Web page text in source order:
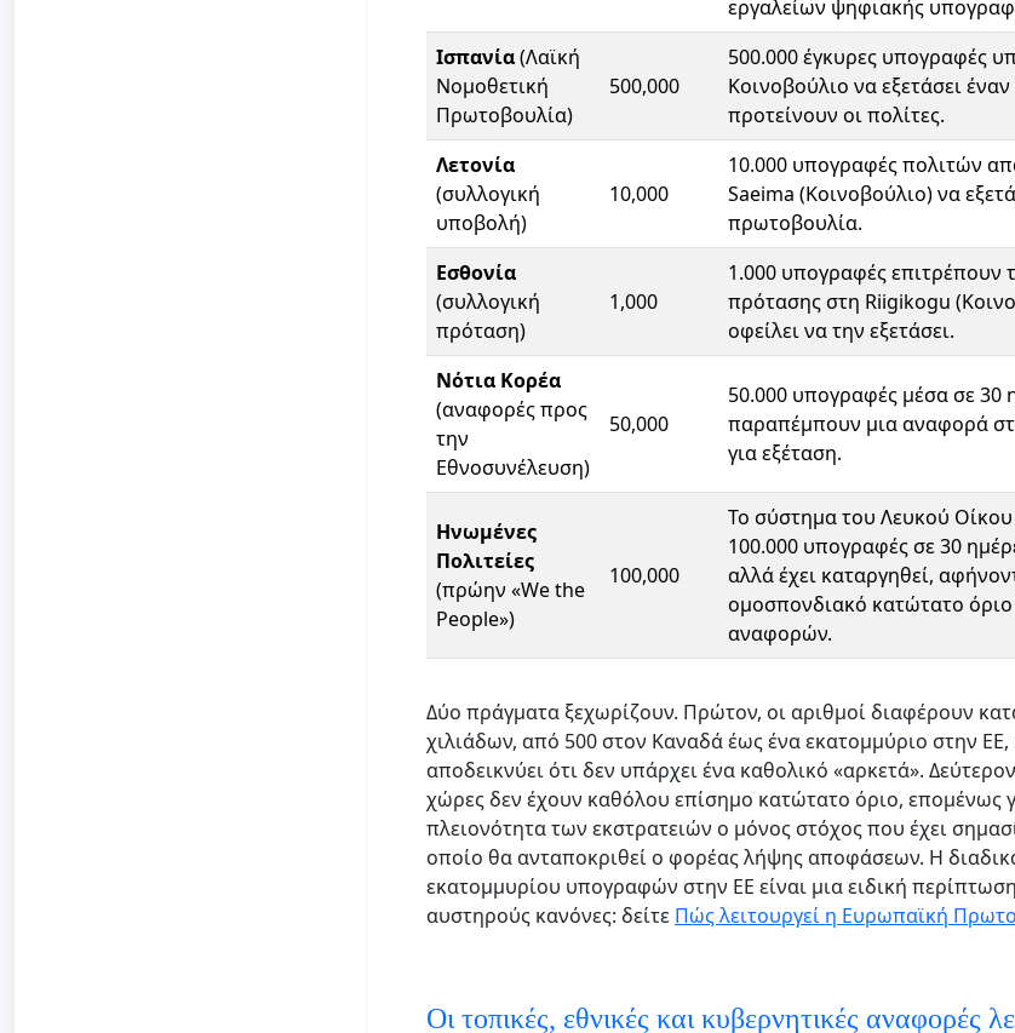
εργαλείων ψηφιακής
Ισπανία(Λαϊκή
Νομοθετική
Πρωτοβουλία)
500,000
500.000 έγκυρες υπογραφές
Κοινοβούλιο να εξετάσει
προτείνουν οι πολίτες.
Λετονία
(συλλογική
υποβολή)
10,000
10.000 υπογραφές πολιτών
Saeima (Κοινοβούλιο) να
πρωτοβουλία.
Εσθονία
(συλλογική
πρόταση)
1,000
1.000 υπογραφές επιτρέπουν
πρότασης στη Riigikogu
οφείλει να την εξετάσει.
Νότια Κορέα
(αναφορές προς
την
Εθνοσυνέλευση)
50,000
50.000 υπογραφές μέσα σε 30
παραπέμπουν μια αναφορά
για εξέταση.
Ηνωμένες
Πολιτείες
(πρώην «We the
People»)
100,000
Το σύστημα του Λευκού
100.000 υπογραφές σε 30
αλλά έχει καταργηθεί,
ομοσπονδιακό κατώτατο
αναφορών.
Δύο πράγματα ξεχωρίζουν. Πρώτον, οι αριθμοί διαφέρουν
χιλιάδων, από 500 στον Καναδά έως ένα εκατομμύριο στην ΕΕ,
αποδεικνύει ότι δεν υπάρχει ένα καθολικό «αρκετά».
χώρες δεν έχουν καθόλου επίσημο κατώτατο όριο, επομένως
πλειονότητα των εκστρατειών ο μόνος στόχος που έχει
οποίο θα ανταποκριθεί ο φορέας λήψης αποφάσεων. Η
εκατομμυρίου υπογραφών στην ΕΕ είναι μια ειδική
αυστηρούς κανόνες: δείτε Πώς λειτουργεί η Ευρωπαϊκή
Οι τοπικές, εθνικές και κυβερνητικές αναφορές